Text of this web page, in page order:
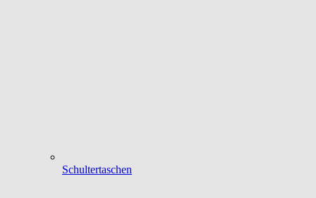
Schultertaschen